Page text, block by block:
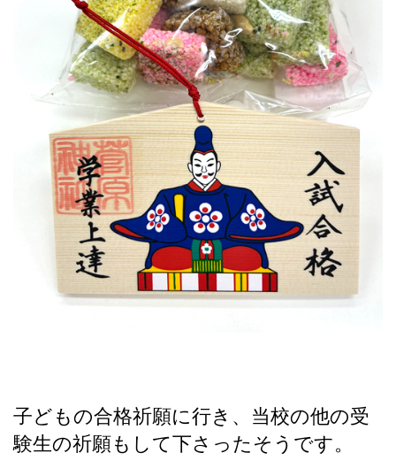
子どもの合格祈願に行き、当校の他の受
験生の祈願もして下さったそうです。